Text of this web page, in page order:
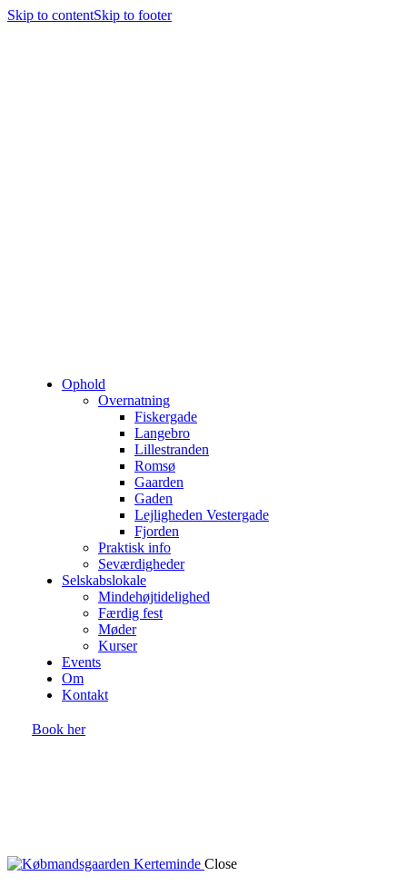
Skip to contentSkip to footer
Ophold
Overnatning
Fiskergade
Langebro
Lillestranden
Romsø
Gaarden
Gaden
Lejligheden Vestergade
Fjorden
Praktisk info
Seværdigheder
Selskabslokale
Mindehøjtidelighed
Færdig fest
Møder
Kurser
Events
Om
Kontakt
Book her
Close